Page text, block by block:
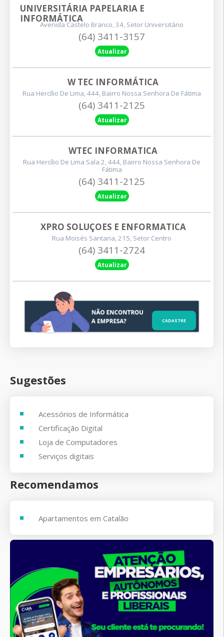
UNIVERSITÁRIA PAPELARIA E
INFORMÁTICA
Avenida Castelo Branco, 34, Setor Universitário
(64) 3411-3157
Atualizar
W TEC INFORMÁTICA
Rua Hercílio De Lima, 444, Bairro Nossa Senhora De Fátima
(64) 3411-2125
Atualizar
WTEC INFORMATICA
Rua Hercílio De Lima Sala 2, 444, Bairro Nossa Senhora De
Fátima
(64) 3411-2125
Atualizar
XPRO SOLUÇOES E ENFORMATICA
Rua Moisés Santana, 215, Setor Centro
(64) 3411-2724
Atualizar
CADASTRE
Sugestões
Acessórios de Informática
Certificação Digital
Loja de Computadores
Serviços digitais
Recomendamos
Apartamentos em Catalão